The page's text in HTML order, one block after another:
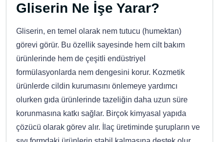
Gliserin Ne İşe Yarar?
Gliserin, en temel olarak nem tutucu (humektan)
görevi görür. Bu özellik sayesinde hem cilt bakım
ürünlerinde hem de çeşitli endüstriyel
formülasyonlarda nem dengesini korur. Kozmetik
ürünlerde cildin kurumasını önlemeye yardımcı
olurken gıda ürünlerinde tazeliğin daha uzun süre
korunmasına katkı sağlar. Birçok kimyasal yapıda
çözücü olarak görev alır. İlaç üretiminde şurupların ve